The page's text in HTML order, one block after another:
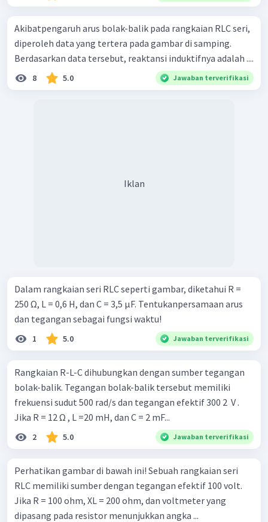
Akibatpengaruh arus bolak-balik pada rangkaian RLC seri,
diperoleh data yang tertera pada gambar di samping.
Berdasarkan data tersebut, reaktansi induktifnya adalah ....
8 5.0 Jawaban terverifikasi
Iklan
Dalam rangkaian seri RLC seperti gambar, diketahui R =
250 Ω, L = 0,6 H, dan C = 3,5 µF. Tentukanpersamaan arus
dan tegangan sebagai fungsi waktu!
1 5.0 Jawaban terverifikasi
Rangkaian R-L-C dihubungkan dengan sumber tegangan
bolak-balik. Tegangan bolak-balik tersebut memiliki
frekuensi sudut 500 rad/s dan tegangan efektif 300 2 ​ V .
Jika R = 12 Ω , L =20 mH, dan C = 2 mF...
2 5.0 Jawaban terverifikasi
Perhatikan gambar di bawah ini! Sebuah rangkaian seri
RLC memiliki sumber dengan tegangan efektif 100 volt.
Jika R = 100 ohm, XL = 200 ohm, dan voltmeter yang
dipasang pada resistor menunjukkan angka ...